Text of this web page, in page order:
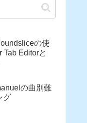
の使
Tab Editorと
の曲別難
グ